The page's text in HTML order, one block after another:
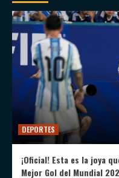
DEPORTES
¡Oficial! Esta es la joya
Mejor Gol del Mundial